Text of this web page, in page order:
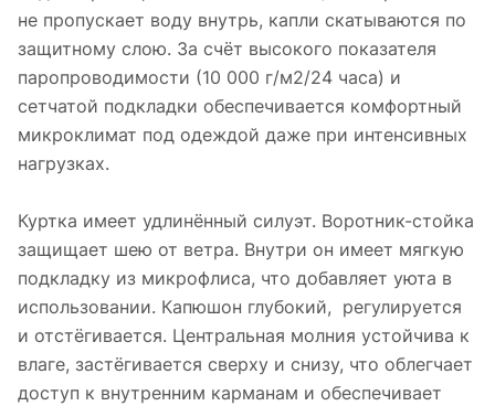
не пропускает воду внутрь, капли скатываются по
защитному слою. За счёт высокого показателя
паропроводимости (10 000 г/м2/24 часа) и
сетчатой подкладки обеспечивается комфортный
микроклимат под одеждой даже при интенсивных
нагрузках.
Куртка имеет удлинённый силуэт. Воротник-стойка
защищает шею от ветра. Внутри он имеет мягкую
подкладку из микрофлиса, что добавляет уюта в
использовании. Капюшон глубокий, регулируется
и отстёгивается. Центральная молния устойчива к
влаге, застёгивается сверху и снизу, что облегчает
доступ к внутренним карманам и обеспечивает